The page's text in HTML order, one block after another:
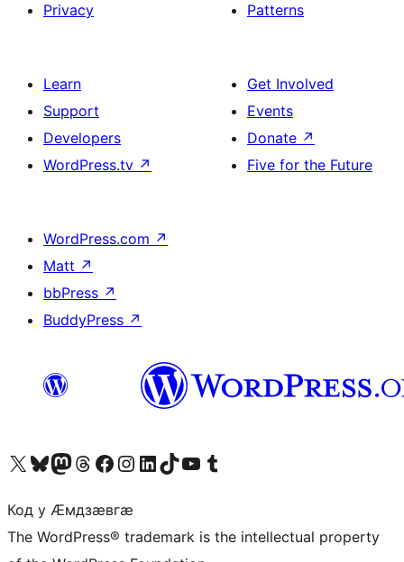
Privacy
Patterns
Learn
Support
Developers
WordPress.tv ↗
Get Involved
Events
Donate ↗
Five for the Future
WordPress.com ↗
Matt ↗
bbPress ↗
BuddyPress ↗
Visit our X (formerly Twitter) account
Visit our Bluesky account
Visit our Mastodon account
Visit our Threads account
Visit our Facebook page
Visit our Instagram account
Visit our LinkedIn account
Visit our TikTok account
Visit our YouTube channel
Visit our Tumblr account
Код у Ӕмдзӕвгӕ
The WordPress® trademark is the intellectual property